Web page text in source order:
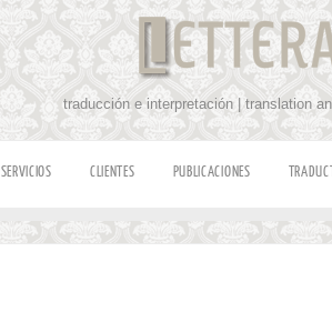
traducción e interpretación | translation
SERVICIOS CLIENTES PUBLICACIONES